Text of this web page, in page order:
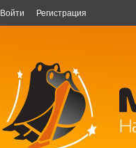
Войти Регистрация